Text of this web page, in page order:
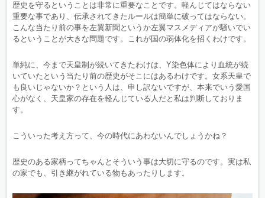
歴史を守るということは非常に重要なことです。軽んじてはならない
重要な事であり、伝承されてきたルールは簡単に破ってはならない。
こんな当たり前の事を左翼新聞というか左翼マスメディアが騒いでい
るということが大きな問題です。これが国の弱体化を招くわけです。
単純に、今まで天皇制が続いてきたわけは、Y染色体により血統が続
いていたという当たり前の歴史がそこにはあるわけです。女系天皇で
も良いじゃないか？という人は、申し訳ないですが、本来でいう愛国
心がなく、天皇家の存在を軽んじている人だと私は判断しておりま
す。
こういった考え方って、今の時代にあわないんでしょうかね？
歴史のある家柄ってちゃんとそういう事は大切に守るのです。実は私
の家でも、引き継がれている物もあったりします。